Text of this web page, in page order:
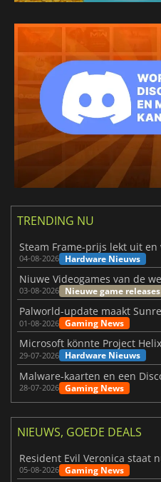
TRENDING NU
04-08-2026 Hardware Nieuws
03-08-2026 Nieuwe game releases
01-08-2026 Gaming News
29-07-2026 Hardware Nieuws
28-07-2026 Gaming News
NIEUWS, GOEDE DEALS
05-08-2026 Gaming News